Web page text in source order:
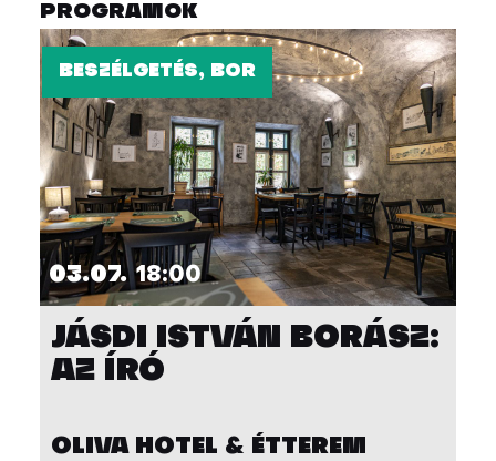
PROGRAMOK
BESZÉLGETÉS, BOR
03.07. 18:00
JÁSDI ISTVÁN BORÁSZ:
AZ ÍRÓ
OLIVA HOTEL & ÉTTEREM